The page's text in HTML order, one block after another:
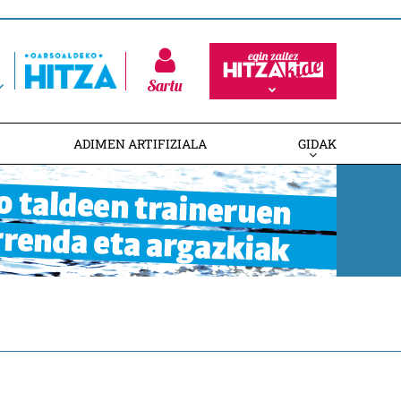
Sartu
ADIMEN ARTIFIZIALA GIDAK